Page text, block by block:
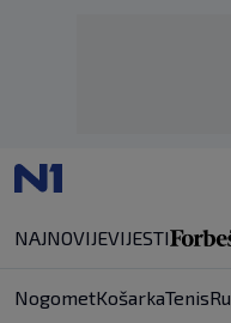
NAJNOVIJEVIJESTI
NogometKošarkaTenis